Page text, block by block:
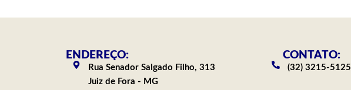
ENDEREÇO:
Rua Senador Salgado Filho, 313
Juiz de Fora - MG
CONTATO:
(32) 3215-5125